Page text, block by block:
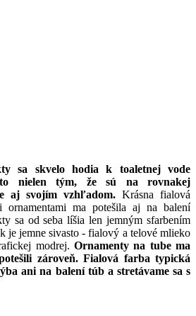
sa skvelo hodia k toaletnej vode
nielen tým, že sú na rovnakej
aj svojím vzhľadom. Krásna fialová
ornamentami ma potešila aj na balení
sa od seba líšia len jemným sfarbením
je jemne sivasto - fialový a telové mlieko
modrej. Ornamenty na tube ma
zároveň. Fialová farba typická
ani na balení túb a stretávame sa s